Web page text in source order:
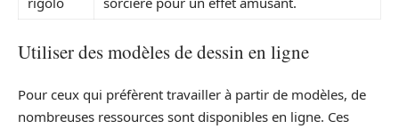
Utiliser des modèles de dessin en ligne
Pour ceux qui préfèrent travailler à partir de modèles, de
nombreuses ressources sont disponibles en ligne. Ces